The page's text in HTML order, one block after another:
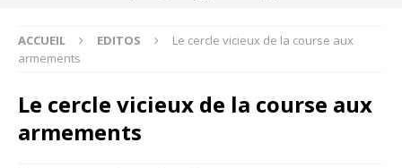
ACCUEIL EDITOS
Le cercle vicieux de la course aux
armements
Le cercle vicieux de la course aux
armements